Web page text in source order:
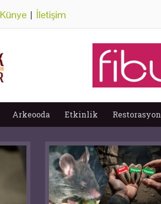
Künye | İletişim
Arkeooda Etkinlik Restorasyon